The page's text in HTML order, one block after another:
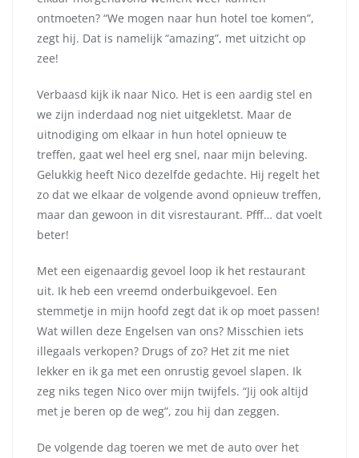
ontmoeten? “We mogen naar hun hotel toe komen”,
zegt hij. Dat is namelijk “amazing”, met uitzicht op
zee!
Verbaasd kijk ik naar Nico. Het is een aardig stel en
we zijn inderdaad nog niet uitgekletst. Maar de
uitnodiging om elkaar in hun hotel opnieuw te
treffen, gaat wel heel erg snel, naar mijn beleving.
Gelukkig heeft Nico dezelfde gedachte. Hij regelt het
zo dat we elkaar de volgende avond opnieuw treffen,
maar dan gewoon in dit visrestaurant. Pfff… dat voelt
beter!
Met een eigenaardig gevoel loop ik het restaurant
uit. Ik heb een vreemd onderbuikgevoel. Een
stemmetje in mijn hoofd zegt dat ik op moet passen!
Wat willen deze Engelsen van ons? Misschien iets
illegaals verkopen? Drugs of zo? Het zit me niet
lekker en ik ga met een onrustig gevoel slapen. Ik
zeg niks tegen Nico over mijn twijfels. “Jij ook altijd
met je beren op de weg”, zou hij dan zeggen.
De volgende dag toeren we met de auto over het